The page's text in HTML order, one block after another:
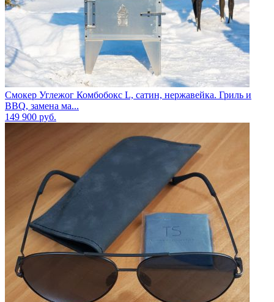
Смокер Углежог Комбобокс L, сатин, нержавейка. Гриль и
BBQ, замена ма...
149 900 руб.